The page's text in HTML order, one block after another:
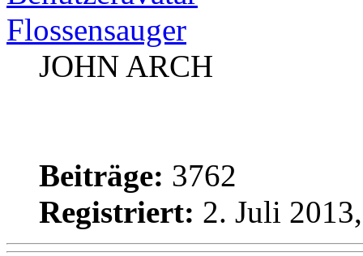
Flossensauger
JOHN ARCH
Beiträge: 3762
Registriert: 2. Juli